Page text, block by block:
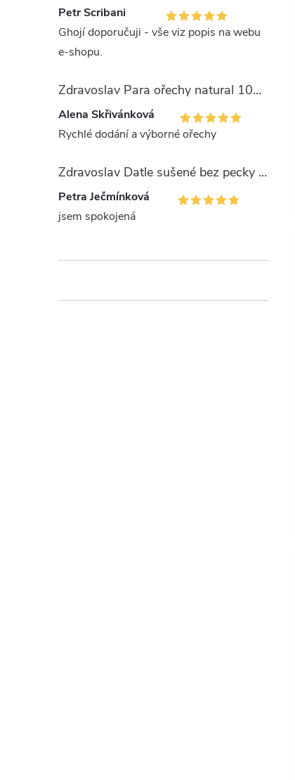
Petr Scribani
Ghojí doporučuji - vše viz popis na webu
e-shopu.
Zdravoslav Para ořechy natural 1000 g
Alena Skřivánková
Rychlé dodání a výborné ořechy
Zdravoslav Datle sušené bez pecky - Deglet Nour 1000 g
Petra Ječmínková
jsem spokojená